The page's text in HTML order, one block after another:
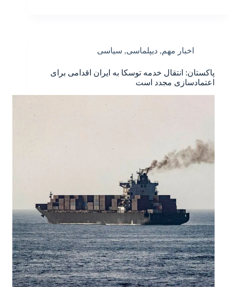
اخبار مهم, دیپلماسی, سیاسی
پاکستان: انتقال خدمه توسکا به ایران اقدامی برای
اعتمادسازی مجدد است